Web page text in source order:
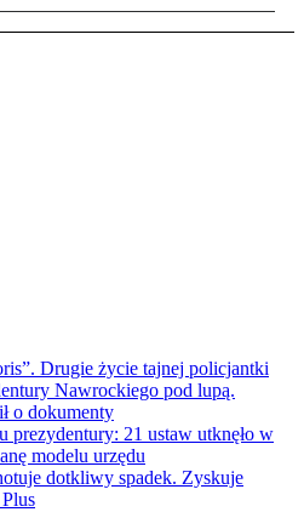
Drugie życie tajnej policjantki
Nawrockiego pod lupą.
o dokumenty
21 ustaw utknęło w
modelu urzędu
dotkliwy spadek. Zyskuje